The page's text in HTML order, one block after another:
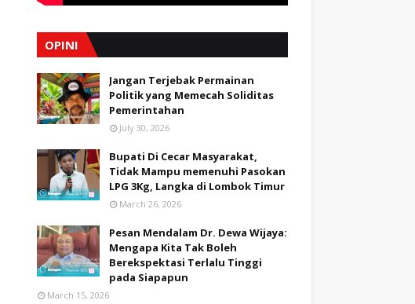
OPINI
Jangan Terjebak Permainan
Politik yang Memecah Soliditas
Pemerintahan
July 30, 2026
Bupati Di Cecar Masyarakat,
Tidak Mampu memenuhi Pasokan
LPG 3Kg, Langka di Lombok Timur
March 26, 2026
Pesan Mendalam Dr. Dewa Wijaya:
Mengapa Kita Tak Boleh
Berekspektasi Terlalu Tinggi
pada Siapapun
March 15, 2026